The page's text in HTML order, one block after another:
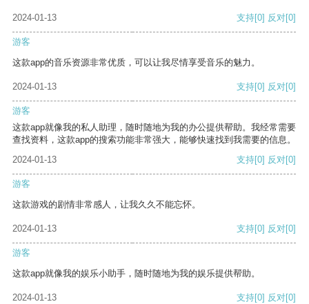
2024-01-13 支持[0] 反对[0]
游客
这款app的音乐资源非常优质，可以让我尽情享受音乐的魅力。
2024-01-13 支持[0] 反对[0]
游客
这款app就像我的私人助理，随时随地为我的办公提供帮助。我经常需要
查找资料，这款app的搜索功能非常强大，能够快速找到我需要的信息。
2024-01-13
支持[0] 反对[0]
游客
这款游戏的剧情非常感人，让我久久不能忘怀。
2024-01-13 支持[0] 反对[0]
游客
这款app就像我的娱乐小助手，随时随地为我的娱乐提供帮助。
2024-01-13 支持[0] 反对[0]